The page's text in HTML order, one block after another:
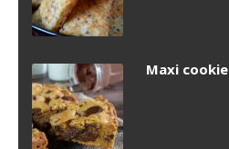
Maxi